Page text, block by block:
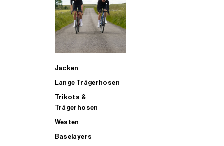
Jacken
Lange Trägerhosen
Trikots &
Trägerhosen
Westen
Baselayers
ALLE TRIATHLONARTIKEL FÜR MÄNNER KAUFEN